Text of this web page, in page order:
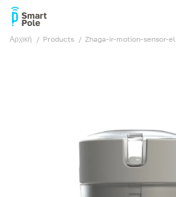
Αρχική products zhaga-ir-motion-sensor-el